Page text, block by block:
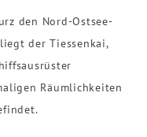
den Nord-Ostsee-
der Tiessenkai,
Räumlichkeiten